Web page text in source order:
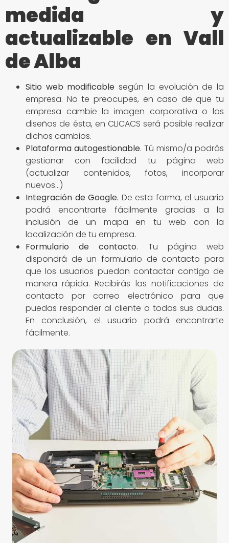
medida y
actualizable en Vall
de Alba
Sitio web modificable según la evolución de la
empresa. No te preocupes, en caso de que tu
empresa cambie la imagen corporativa o los
diseños de ésta, en CLICACS será posible realizar
dichos cambios.
Plataforma autogestionable. Tú mismo/a podrás
gestionar con facilidad tu página web
(actualizar contenidos, fotos, incorporar
nuevos…)
Integración de Google. De esta forma, el usuario
podrá encontrarte fácilmente gracias a la
inclusión de un mapa en tu web con la
localización de tu empresa.
Formulario de contacto. Tu página web
dispondrá de un formulario de contacto para
que los usuarios puedan contactar contigo de
manera rápida. Recibirás las notificaciones de
contacto por correo electrónico para que
puedas responder al cliente a todas sus dudas.
En conclusión, el usuario podrá encontrarte
fácilmente.